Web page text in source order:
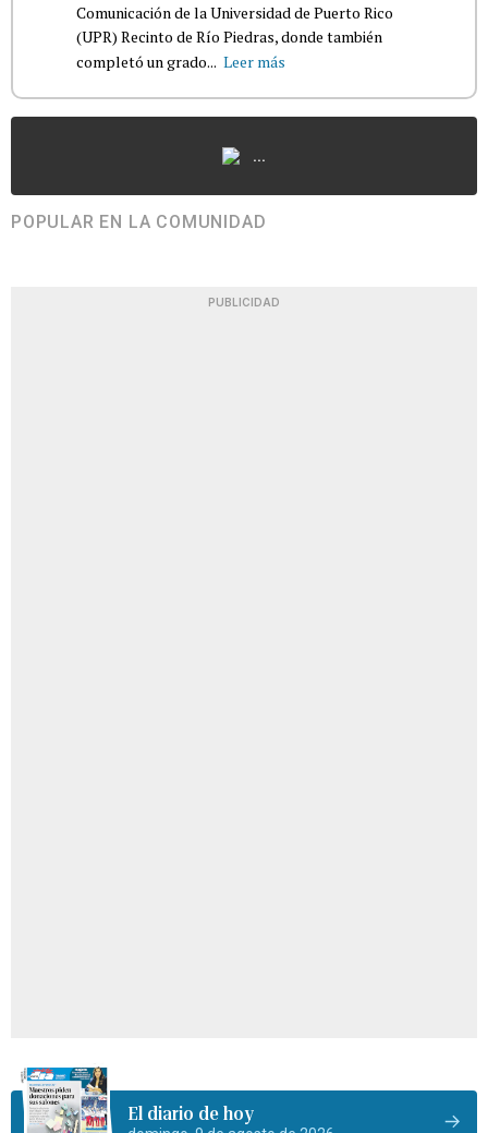
Comunicación de la Universidad de Puerto Rico
(UPR) Recinto de Río Piedras, donde también
completó un grado... Leer más
...
POPULAR EN LA COMUNIDAD
PUBLICIDAD
El diario de hoy